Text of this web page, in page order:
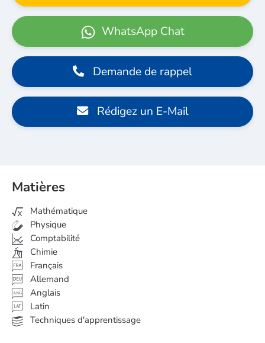
WhatsApp Chat
Demande de rappel
Rédigez un E-Mail
Matières
Mathématique
Physique
Comptabilité
Chimie
Français
Allemand
ANG
Anglais
Latin
Techniques d'apprentissage